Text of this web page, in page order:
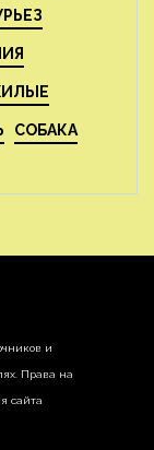
СОБАКА
и
Права на
сайта